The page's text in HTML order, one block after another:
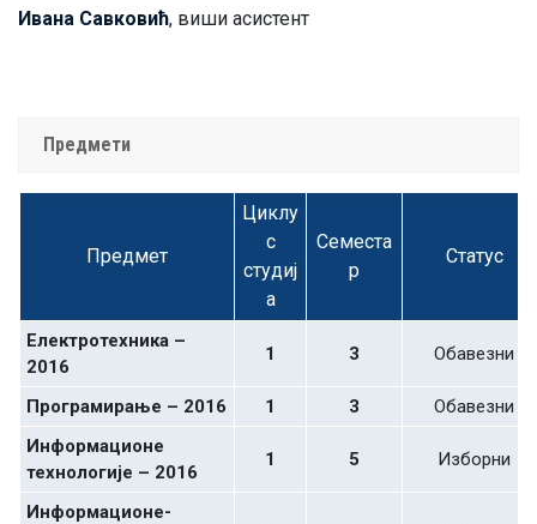
Ивана Савковић, виши асистент
Предмети
Предмет
Циклу
с
студиј
а
Семеста
р
Статус
Електротехника –
2016
1 3 Обавезни
Програмирање – 2016 1 3
Обавезни
Информационе
технологије – 2016
1 5 Изборни
Информационе-